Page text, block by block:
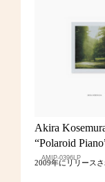
Akira
“Polaroid
2009年にリリース
AMIP-0396LP